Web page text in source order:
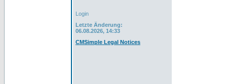
Login
Letzte Änderung:
06.08.2026, 14:33
CMSimple Legal Notices